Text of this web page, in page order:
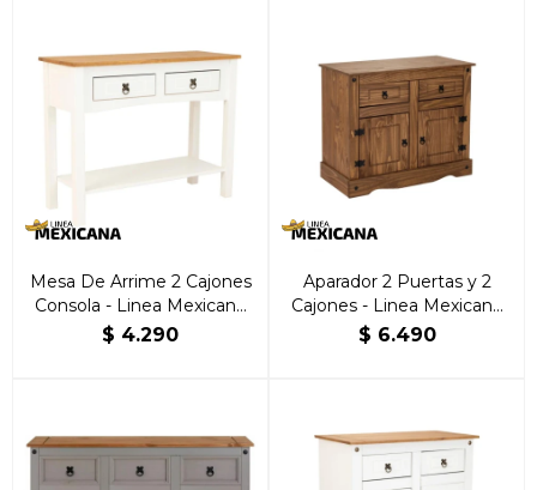
Mesa De Arrime 2 Cajones
Consola - Linea Mexicana
Blanco
$ 4.290
Aparador 2 Puertas y 2
Cajones - Linea Mexicana
Nogal
$ 6.490